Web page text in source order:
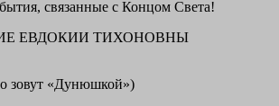
связанные с Концом Света!
ЕВДОКИИ ТИХОНОВНЫ
зовут «Дунюшкой»)